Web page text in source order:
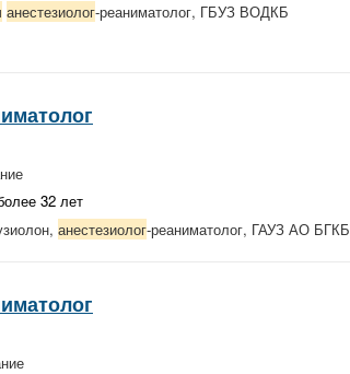
анестезиолог-реаниматолог, ГБУЗ ВОДКБ
32 лет
анестезиолог-реаниматолог, ГАУЗ АО БГКБ